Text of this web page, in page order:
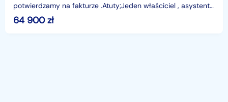
potwierdzamy na fakturze .Atuty;Jeden właściciel , asystent
pasa ruchu , PDC przód i tył , klimatyzacja , SYNC3 ,
64 900zł